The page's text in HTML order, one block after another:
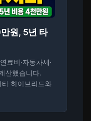
원, 5년 타
료비·자동차세·
산했습니다.
하이브리드와